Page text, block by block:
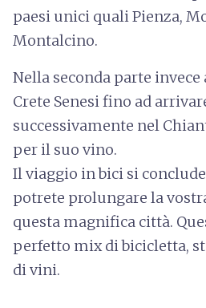
paesi unici quali Pienza,
Montalcino.
Nella seconda parte
Crete Senesi fino ad
successivamente nel
per il suo vino.
Il viaggio in bici si
potrete prolungare la
questa magnifica città.
perfetto mix di bicicletta,
di vini.